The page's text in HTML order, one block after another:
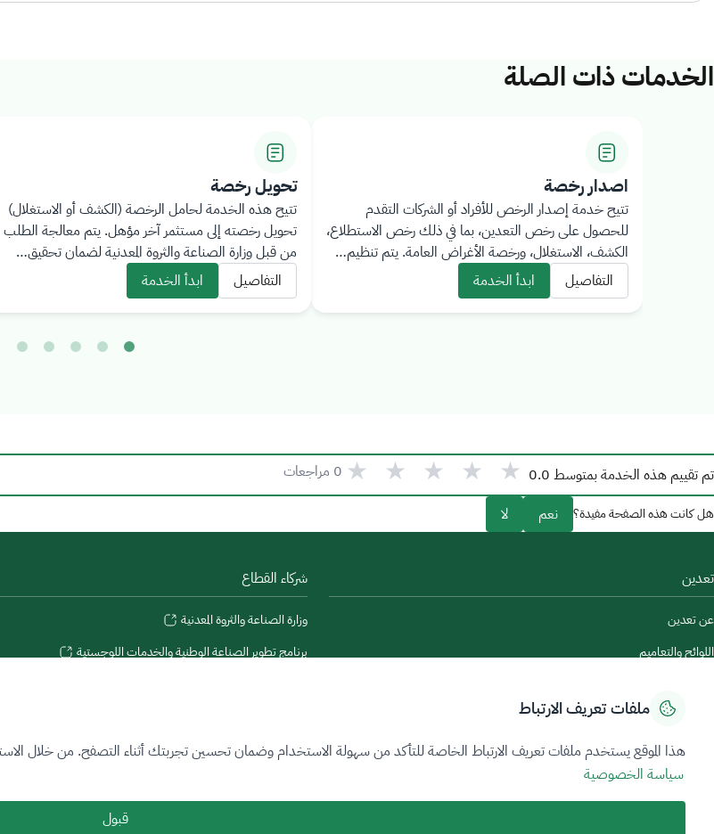
الخدمات ذات الصلة
اصدار رخصة
تتيح خدمة إصدار الرخص للأفراد أو الشركات التقدم
للحصول على رخص التعدين، بما في ذلك رخص الاستطلاع،
الكشف، الاستغلال، ورخصة الأغراض العامة. يتم تنظيم…
التفاصيل
ابدأ الخدمة
تحويل رخصة
تتيح هذه الخدمة لحامل الرخصة (الكشف أو الاستغلال)
تحويل رخصته إلى مستثمر آخر مؤهل. يتم معالجة الطلب
من قبل وزارة الصناعة والثروة المعدنية لضمان تحقيق…
التفاصيل
ابدأ الخدمة
تم تقييم هذه الخدمة بمتوسط 0.0
★
★
★
★
★
0 مراجعات
هل كانت هذه الصفحة مفيدة؟ نعم لا
تعدين
عن تعدين
اللوائح والتعاميم
شركاء القطاع
وزارة الصناعة والثروة المعدنية
برنامج تطوير الصناعة الوطنية والخدمات اللوجستية
ملفات تعريف الارتباط
هذا الموقع يستخدم ملفات تعريف الارتباط الخاصة للتأكد من سهولة الاستخدام وضمان تحسين تجربتك أثناء التصفح. من خلال
سياسة الخصوصية
قبول